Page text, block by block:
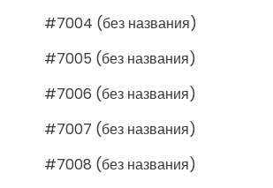
#7004 (без названия)
#7005 (без названия)
#7006 (без названия)
#7007 (без названия)
#7008 (без названия)